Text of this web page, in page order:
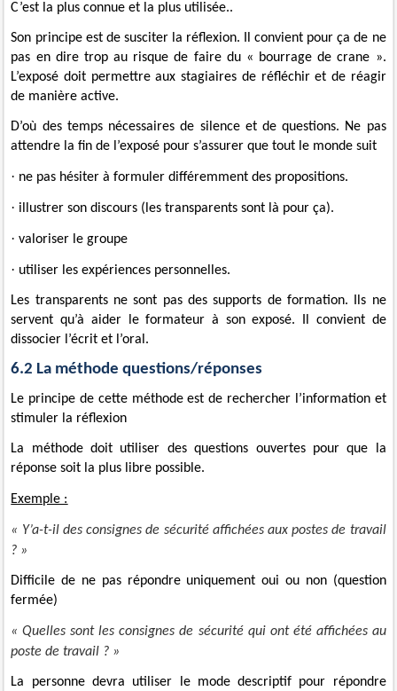
C’est la plus connue et la plus utilisée..
Son principe est de susciter la réflexion. Il convient pour ça de ne
pas en dire trop au risque de faire du « bourrage de crane ».
L’exposé doit permettre aux stagiaires de réfléchir et de réagir
de manière active.
D’où des temps nécessaires de silence et de questions. Ne pas
attendre la fin de l’exposé pour s’assurer que tout le monde suit
· ne pas hésiter à formuler différemment des propositions.
· illustrer son discours (les transparents sont là pour ça).
·valoriser le groupe
· utiliser les expériences personnelles.
Les transparents ne sont pas des supports de formation. Ils ne
servent qu’à aider le formateur à son exposé. Il convient de
dissocier l’écrit et l’oral.
6.2 La méthode questions/réponses
Le principe de cette méthode est de rechercher l’information et
stimuler la réflexion
La méthode doit utiliser des questions ouvertes pour que la
réponse soit la plus libre possible.
Exemple :
« Y’a-t-il des consignes de sécurité affichées aux postes de travail
? »
Difficile de ne pas répondre uniquement oui ou non (question
fermée)
« Quelles sont les consignes de sécurité qui ont été affichées au
poste de travail ? »
La personne devra utiliser le mode descriptif pour répondre